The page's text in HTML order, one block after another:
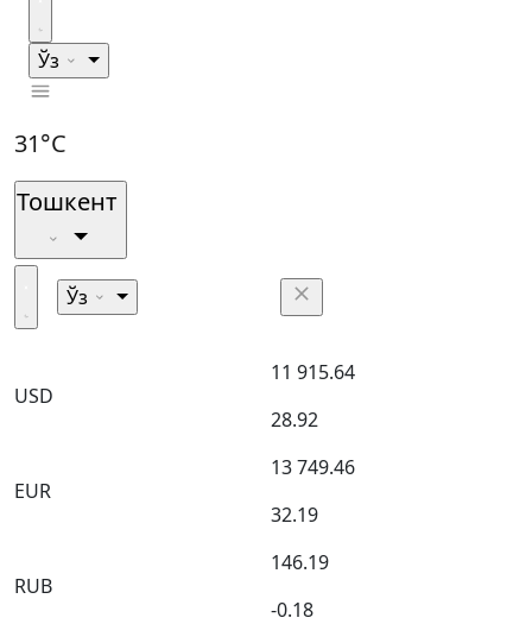
Ўз
31°C
Тошкент
Ўз
USD
11 915.64
28.92
EUR
13 749.46
32.19
RUB
146.19
-0.18